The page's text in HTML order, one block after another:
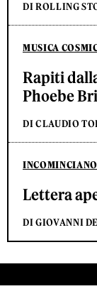
DI ROLLING
MUSICA
Rapiti
Phoebe
DI CLAUDIO
Lettera
DI GIOVANNI